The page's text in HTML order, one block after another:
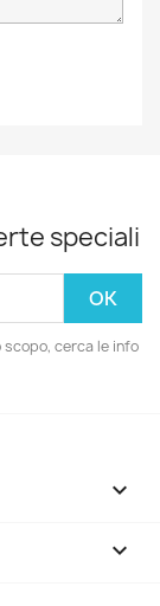
speciali
scopo, cerca le info

